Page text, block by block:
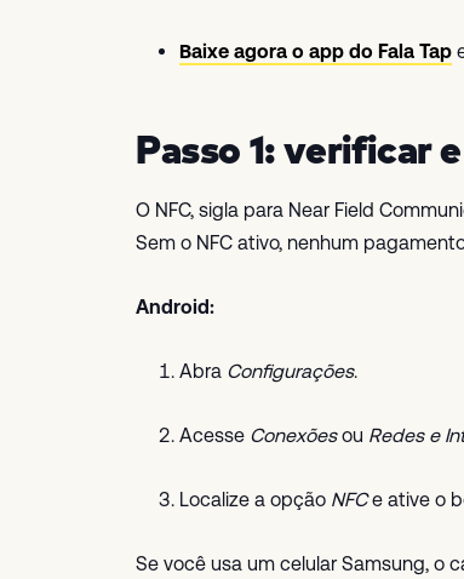
Baixe agora o app do Fala Tap
Passo 1: verificar
O NFC, sigla para Near Field
Sem o NFC ativo, nenhum
Android:
Abra Configurações.
Acesse Conexõesou Redes e
Localize a opção NFCe ative o
Se você usa um celular Samsung, o